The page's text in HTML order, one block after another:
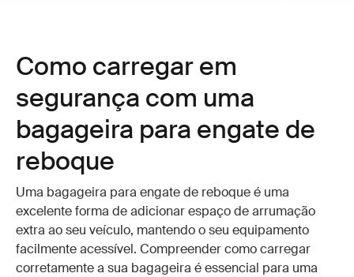
Como carregar em
segurança com uma
bagageira para engate de
reboque
Uma bagageira para engate de reboque é uma
excelente forma de adicionar espaço de arrumação
extra ao seu veículo, mantendo o seu equipamento
facilmente acessível. Compreender como carregar
corretamente a sua bagageira é essencial para uma